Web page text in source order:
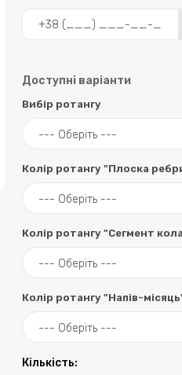
Доступні варіанти
Вибір ротангу
Колір ротангу "Плоска
Колір ротангу "Сегмент
Колір ротангу "Напів-
Кількість: